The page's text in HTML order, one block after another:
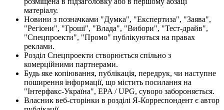
матеріалу.
Новини з позначками "Думка", "Експертиза", "Заява",
"Регіони", "Гроші", "Влада", "Вибори", "Тест-драйв",
"Спецпроекти", "Промо" публікуються на правах
реклами.
Розділ Спецпроекти створюється спільно з
комерційними партнерами.
Будь яке копіювання, публікація, передрук, чи наступне
поширення інформації, що містить посилання на
"Інтерфакс-Україна", EPA / UPG, суворо забороняється.
Власник веб-сторінки в розділі Я-Корреспондент є автор